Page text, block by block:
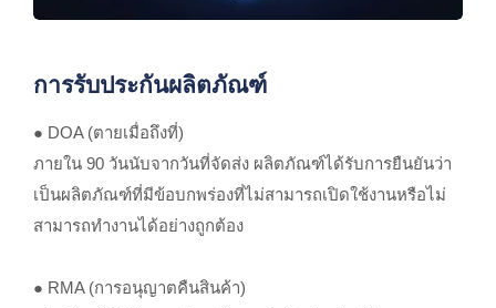
การรับประกันผลิตภัณฑ์
● DOA (ตายเมื่อถึงที่)
ภายใน 90 วันนับจากวันที่จัดส่ง ผลิตภัณฑ์ได้รับการยืนยันว่า
เป็นผลิตภัณฑ์ที่มีข้อบกพร่องที่ไม่สามารถเปิดใช้งานหรือไม่
สามารถทำงานได้อย่างถูกต้อง
● RMA (การอนุญาตคืนสินค้า)